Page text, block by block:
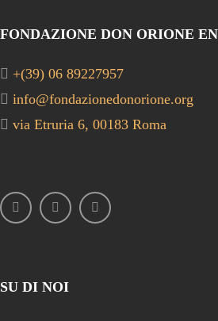
FONDAZIONE DON ORIONE
+(39) 06 89227957
info@fondazionedonorione.org
via Etruria 6, 00183 Roma
SU DI NOI